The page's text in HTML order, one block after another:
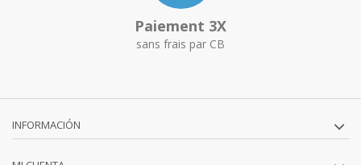
Paiement 3X
sans frais par CB
INFORMACIÓN